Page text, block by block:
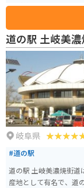
ジが美しく咲き、夏は
デの紅葉、冬は飛来す
ングが楽しめます。 湖畔には遊歩道が整備されており、2020年3月には広場
や遊歩道がリニューア
発着し、湖畔の奇岩や
ある弁天島弁天様のお賽銭箱が特徴的で
ります。冬は空いてい
中の休憩時点や終点時
道の駅 土岐美
岐阜県
#道の駅
道の駅 土岐美濃焼街道
産地として有名で、道